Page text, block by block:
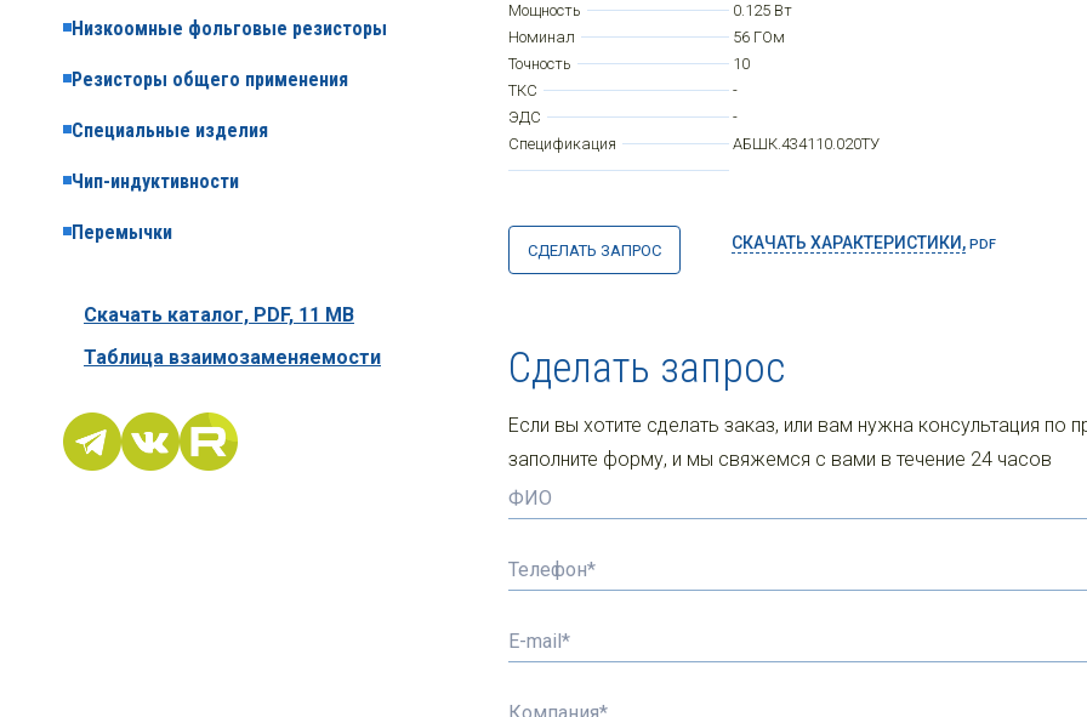
Низкоомные фольговые резисторы
Резисторы общего применения
Специальные изделия
Чип-индуктивности
Перемычки
Скачать каталог, PDF, 11 MB
Таблица взаимозаменяемости
Мощность
0.125 Вт
Номинал
56 ГОм
Точность
10
ТКС
-
ЭДС
-
Спецификация
АБШК.434110.020ТУ
СДЕЛАТЬ ЗАПРОС СКАЧАТЬ ХАРАКТЕРИСТИКИ, PDF
Сделать запрос
Если вы хотите сделать заказ, или вам нужна консультация по
заполните форму, и мы свяжемся с вами в течение 24 часов